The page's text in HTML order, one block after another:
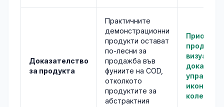
Доказателство
за продукта
Практичните
демонстрационни
продукти остават
по-лесни за
продажба във
фуниите на COD,
отколкото
продуктите за
абстрактния
визуално
колетите.